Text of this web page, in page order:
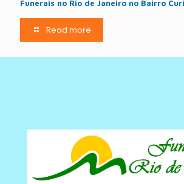
Funerais no Rio de Janeiro no Bairro
Read more